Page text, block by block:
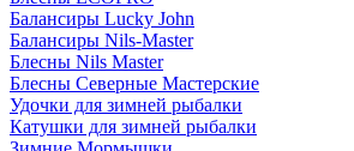
Балансиры Lucky John
Балансиры Nils-Master
Блесны Nils Master
Блесны Северные Мастерские
Удочки для зимней рыбалки
Катушки для зимней рыбалки